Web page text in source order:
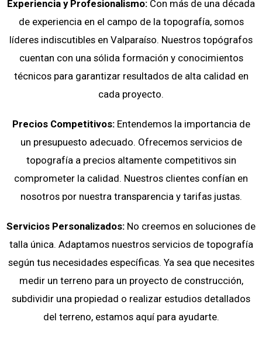
Experiencia y Profesionalismo: Con más de una década
de experiencia en el campo de la topografía, somos
líderes indiscutibles en Valparaíso. Nuestros topógrafos
cuentan con una sólida formación y conocimientos
técnicos para garantizar resultados de alta calidad en
cada proyecto.
Precios Competitivos:Entendemos la importancia de
un presupuesto adecuado. Ofrecemos servicios de
topografía a precios altamente competitivos sin
comprometer la calidad. Nuestros clientes confían en
nosotros por nuestra transparencia y tarifas justas.
Servicios Personalizados: No creemos en soluciones de
talla única. Adaptamos nuestros servicios de topografía
según tus necesidades específicas. Ya sea que necesites
medir un terreno para un proyecto de construcción,
subdividir una propiedad o realizar estudios detallados
del terreno, estamos aquí para ayudarte.